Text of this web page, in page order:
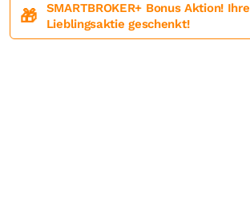
🎁
SMARTBROKER+ Bonus Aktion! Ihre
Lieblingsaktie geschenkt!